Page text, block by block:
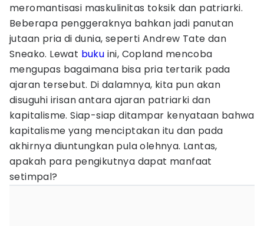
meromantisasi maskulinitas toksik dan patriarki.
Beberapa penggeraknya bahkan jadi panutan
jutaan pria di dunia, seperti Andrew Tate dan
Sneako. Lewat buku ini, Copland mencoba
mengupas bagaimana bisa pria tertarik pada
ajaran tersebut. Di dalamnya, kita pun akan
disuguhi irisan antara ajaran patriarki dan
kapitalisme. Siap-siap ditampar kenyataan bahwa
kapitalisme yang menciptakan itu dan pada
akhirnya diuntungkan pula olehnya. Lantas,
apakah para pengikutnya dapat manfaat
setimpal?